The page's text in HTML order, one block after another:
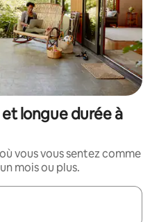
longue durée à
vous vous sentez comme
mois ou plus.
utilisez les flèches vers le